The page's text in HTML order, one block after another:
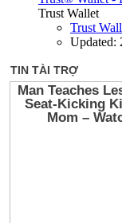
Trust Wallet
Trust
Updated: